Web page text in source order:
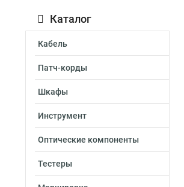
Каталог
Кабель
Патч-корды
Шкафы
Инструмент
Оптические компоненты
Тестеры